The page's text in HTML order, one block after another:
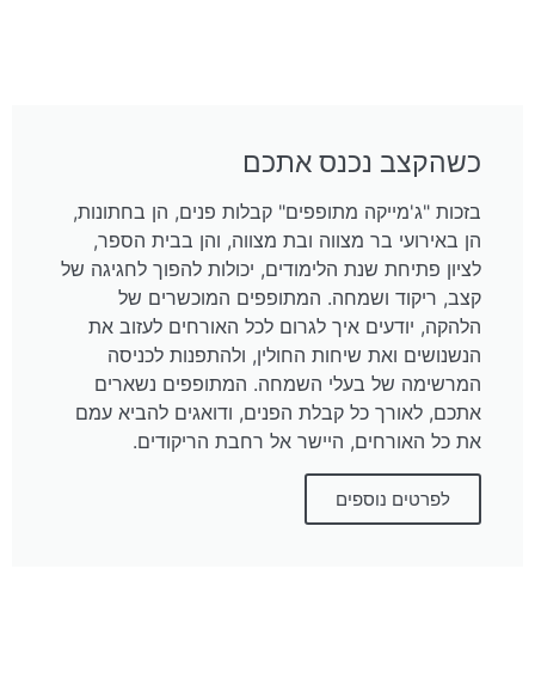
כשהקצב נכנס אתכם
בזכות "ג'מייקה מתופפים" קבלות פנים, הן בחתונות,
הן באירועי בר מצווה ובת מצווה, והן בבית הספר,
לציון פתיחת שנת הלימודים, יכולות להפוך לחגיגה של
קצב, ריקוד ושמחה. המתופפים המוכשרים של
הלהקה, יודעים איך לגרום לכל האורחים לעזוב את
הנשנושים ואת שיחות החולין, ולהתפנות לכניסה
המרשימה של בעלי השמחה. המתופפים נשארים
אתכם, לאורך כל קבלת הפנים, ודואגים להביא עמם
את כל האורחים, היישר אל רחבת הריקודים.
לפרטים נוספים